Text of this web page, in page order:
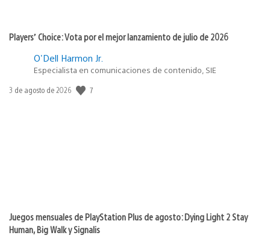
Players’ Choice: Vota por el mejor lanzamiento de julio de 2026
O'Dell Harmon Jr.
Especialista en comunicaciones de contenido, SIE
Fecha
3 de agosto de 2026 7
Juegos mensuales de PlayStation Plus de agosto: Dying Light 2 Stay
Human, Big Walk y Signalis